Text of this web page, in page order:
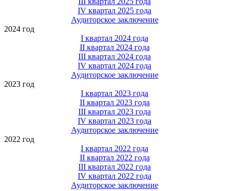
IV квартал 2025 года
Аудиторское заключение
2024 год
I квартал 2024 года
II квартал 2024 года
III квартал 2024 года
IV квартал 2024 года
Аудиторское заключение
2023 год
I квартал 2023 года
II квартал 2023 года
III квартал 2023 года
IV квартал 2023 года
Аудиторское заключение
2022 год
I квартал 2022 года
II квартал 2022 года
III квартал 2022 года
IV квартал 2022 года
Аудиторское заключение